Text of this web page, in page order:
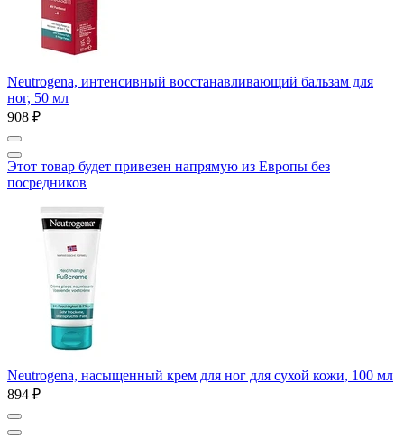
Neutrogena, интенсивный восстанавливающий бальзам для
ног, 50 мл
908 ₽
Этот товар будет привезен напрямую из Европы без
посредников
Neutrogena, насыщенный крем для ног для сухой кожи, 100 мл
894 ₽